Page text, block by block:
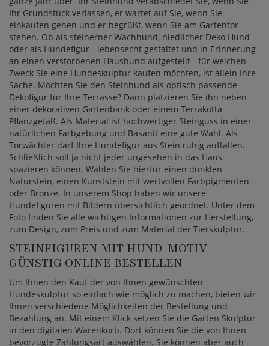
Ihr Grundstück verlassen, er wartet auf Sie, wenn Sie
einkaufen gehen und er begrüßt, wenn Sie am Gartentor
stehen. Ob als steinerner Wachhund, niedlicher Deko Hund
oder als Hundefigur - lebensecht gestaltet und in Erinnerung
an einen verstorbenen Haushund aufgestellt - für welchen
Zweck Sie eine Hundeskulptur kaufen möchten, ist allein Ihre
Sache. Möchten Sie den Steinhund als optisch passende
Dekofigur für Ihre Terrasse? Dann platzieren Sie ihn neben
einer dekorativen Gartenbank oder einem Terrakotta
Pflanzgefäß. Als Material ist hochwertiger Steinguss in einer
natürlichen Farbgebung und Basanit eine gute Wahl. Als
Torwächter darf Ihre Hundefigur aus Stein ruhig auffallen.
Schließlich soll ja nicht jeder ungesehen in das Haus
spazieren können. Wählen Sie hierfür einen dunklen
Naturstein, einen Kunststein mit wertvollen Farbpigmenten
oder Bronze. In unserem Shop haben wir unsere
Hundefiguren mit Bildern übersichtlich geordnet. Unter dem
Foto finden Sie alle wichtigen Informationen zur Herstellung,
zum Design, zum Preis und zum Material der Tierskulptur.
STEINFIGUREN MIT HUND-MOTIV
GÜNSTIG ONLINE BESTELLEN
Um Ihnen den Kauf der von Ihnen gewünschten
Hundeskulptur so einfach wie möglich zu machen, bieten wir
Ihnen verschiedene Möglichkeiten der Bestellung und
Bezahlung an. Mit einem Klick setzen Sie die Garten Skulptur
in den digitalen Warenkorb. Dort können Sie die von Ihnen
bevorzugte Zahlungsart auswählen. Sie können aber auch